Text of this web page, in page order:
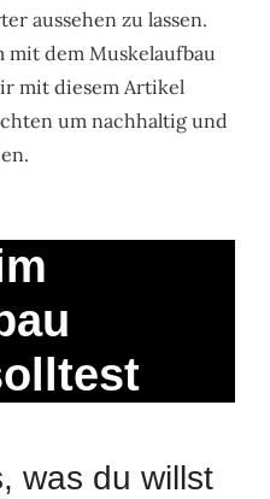
aussehen zu lassen.
mit dem Muskelaufbau
mit diesem Artikel
um nachhaltig und
was du willst